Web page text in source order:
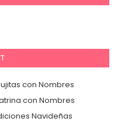
con Nombres
con Nombres
Navideñas